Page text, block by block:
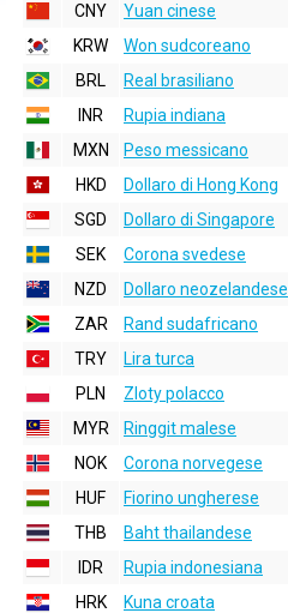
CNY
Yuan cinese
KRW
Won sudcoreano
BRL
Real brasiliano
INR
Rupia indiana
MXN
Peso messicano
HKD
Dollaro di Hong Kong
SGD
Dollaro di Singapore
SEK
Corona svedese
NZD
Dollaro neozelandese
ZAR
Rand sudafricano
TRY
Lira turca
PLN
Zloty polacco
MYR
Ringgit malese
NOK
Corona norvegese
HUF
Fiorino ungherese
THB
Baht thailandese
IDR
Rupia indonesiana
HRK
Kuna croata